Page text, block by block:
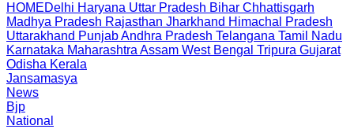
HOMEDelhi Haryana Uttar Pradesh Bihar Chhattisgarh
Madhya Pradesh Rajasthan Jharkhand Himachal Pradesh
Uttarakhand PunjabAndhra Pradesh Telangana Tamil Nadu
Karnataka Maharashtra Assam West Bengal Tripura Gujarat
Odisha Kerala
Jansamasya
News
Bjp
National